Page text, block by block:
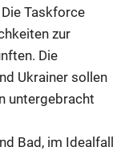
Taskforce
zur
Die
Ukrainer sollen
untergebracht
Bad, im Idealfall